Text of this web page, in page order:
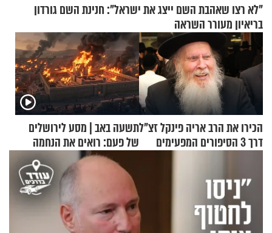
"לא רצו שאהבת השם ייצג את ישראל": חנינת השם גורדון
בריאיון מעורר השראה
הכירו את הרב אריה פינקל זצ"ל
דרך 3 הסיפורים המפעימים
תשעה באב | מסע לירושלים
של פעם: רואים את הנחמה